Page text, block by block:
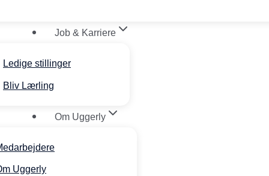
Job & Karriere
Ledige stillinger
Bliv Lærling
Om Uggerly
Uggerly